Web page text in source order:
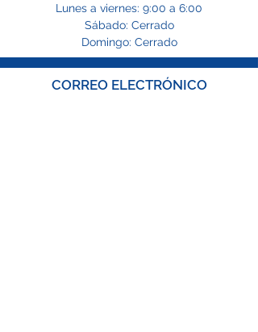
Lunes a viernes: 9:00 a 6:00
Sábado: Cerrado
Domingo: Cerrado
CORREO ELECTRÓNICO